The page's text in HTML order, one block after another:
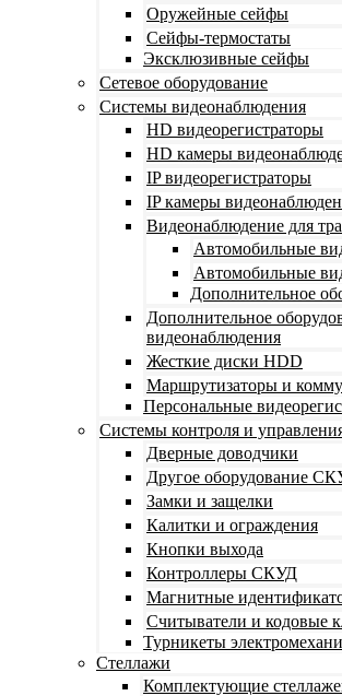
Оружейные сейфы
Сейфы-термостаты
Эксклюзивные сейфы
Сетевое оборудование
Системы видеонаблюдения
HD видеорегистраторы
HD камеры
IP видеорегистраторы
IP камеры
Видеонаблюдение для
Автомобильные
Автомобильные
Дополнительное
Дополнительное
видеонаблюдения
Жесткие диски HDD
Маршрутизаторы и
Персональные
Системы контроля и
Дверные доводчики
Другое оборудование
Замки и защелки
Калитки и ограждения
Кнопки выхода
Контроллеры СКУД
Магнитные
Считыватели и кодовые
Турникеты
Стеллажи
Комплектующие